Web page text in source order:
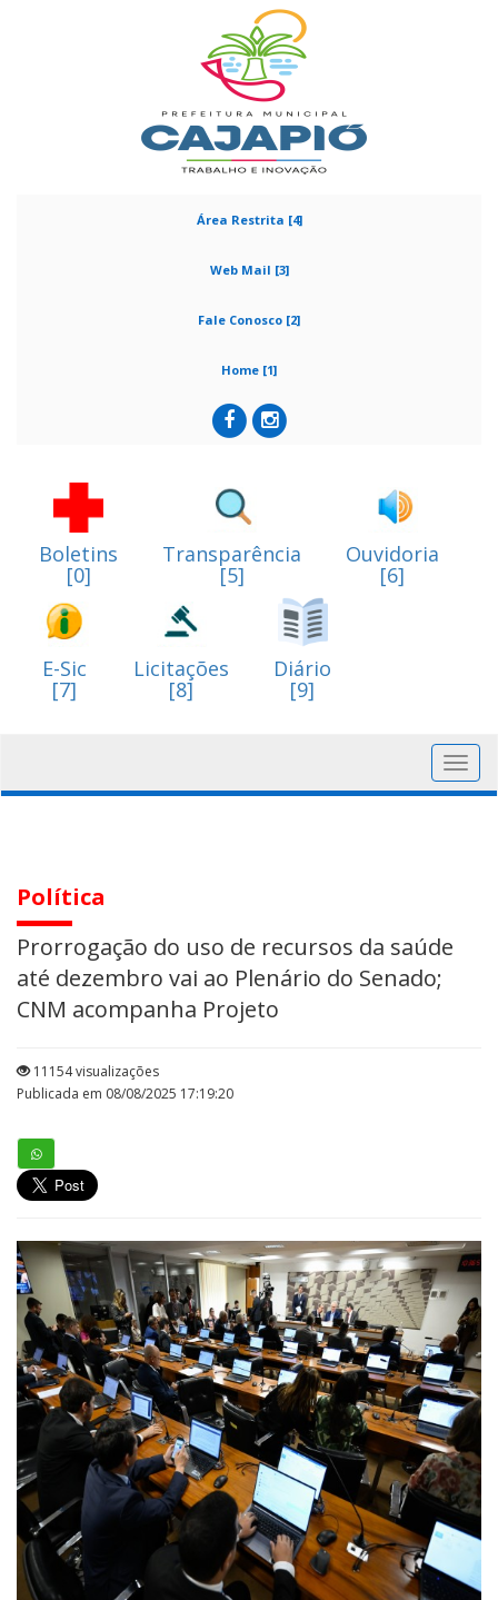
Área Restrita [4]
Web Mail [3]
Fale Conosco [2]
Home [1]
Boletins
[0]
Transparência
[5]
Ouvidoria
[6]
E-Sic
[7]
Licitações
[8]
Diário
[9]
Política
Prorrogação do uso de recursos da saúde
até dezembro vai ao Plenário do Senado;
CNM acompanha Projeto
11154 visualizações
Publicada em 08/08/2025 17:19:20